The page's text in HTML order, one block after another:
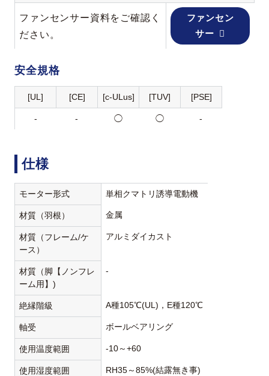
ファンセンサー資料をご確認く
ださい。
ファンセン
サー
安全規格
[UL] [CE] [c-ULus] [TUV] [PSE]
- - ◯ ◯ -
仕様
モーター形式 単相クマトリ誘導電動機
材質（羽根） 金属
材質（フレーム/ケ
ース）
アルミダイカスト
材質（脚【ノンフレ
ーム用】)
-
絶縁階級 A種105℃(UL)，E種120℃
軸受 ボールベアリング
使用温度範囲 -10～+60
使用湿度範囲 RH35～85%(結露無き事)